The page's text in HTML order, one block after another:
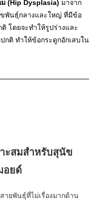
ม (Hip Dysplasia) มาจาก
พันธุ์กลางและใหญ่ ที่มีข้อ
โดยจะทำให้รูปร่างและ
กติ ทำให้ข้อกระดูกอักเสบใน
ะสมสำหรับสุนัข
อยด์
ายพันธุ์ที่ไม่เรื่องมากด้าน